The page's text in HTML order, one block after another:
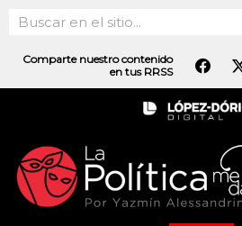
contenido
Search
Comparte nuestro contenido
en tus RRSS